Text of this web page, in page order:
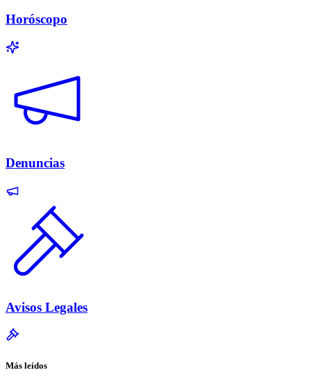
Horóscopo
Denuncias
Avisos Legales
Más leídos